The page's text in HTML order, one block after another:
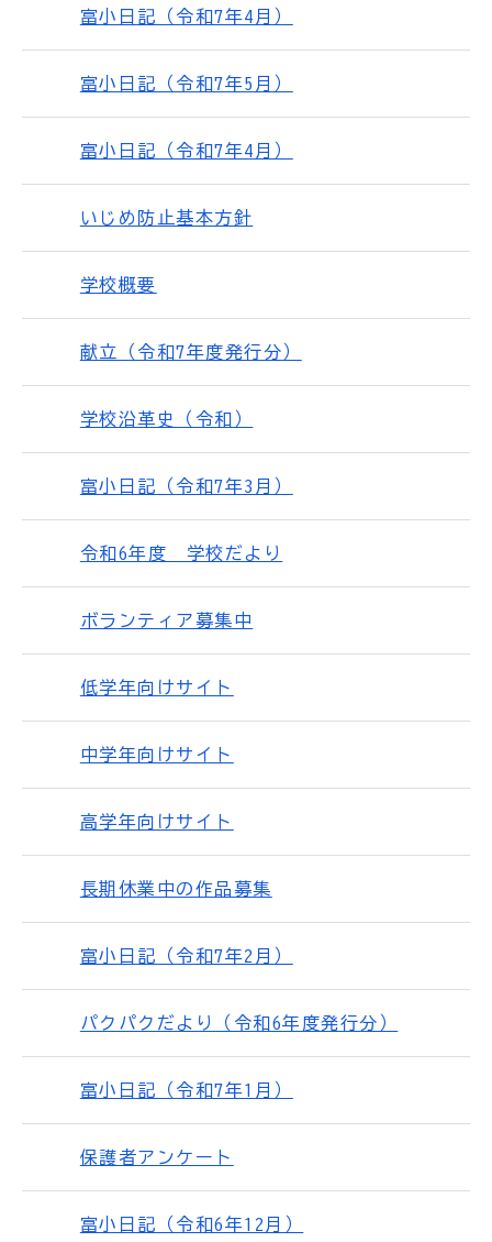
富小日記（令和7年4月）
富小日記（令和7年5月）
富小日記（令和7年4月）
いじめ防止基本方針
学校概要
献立（令和7年度発行分）
学校沿革史（令和）
富小日記（令和7年3月）
令和6年度 学校だより
ボランティア募集中
低学年向けサイト
中学年向けサイト
高学年向けサイト
長期休業中の作品募集
富小日記（令和7年2月）
パクパクだより（令和6年度発行分）
富小日記（令和7年1月）
保護者アンケート
富小日記（令和6年12月）